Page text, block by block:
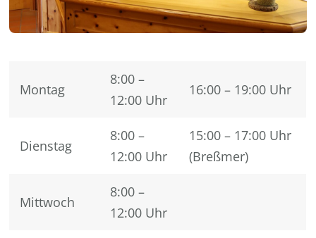
Montag
8:00 –
12:00 Uhr
16:00 – 19:00 Uhr
Dienstag
8:00 –
12:00 Uhr
15:00 – 17:00 Uhr
(Breßmer)
Mittwoch
8:00 –
12:00 Uhr